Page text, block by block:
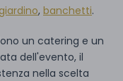
, banchetti.
un catering e un
dell'evento, il
nella scelta